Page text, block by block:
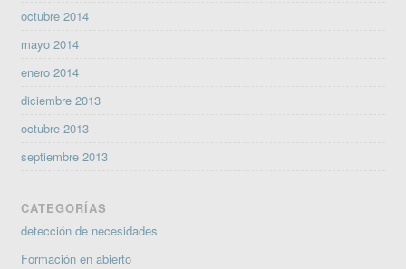
octubre 2014
mayo 2014
enero 2014
diciembre 2013
octubre 2013
septiembre 2013
CATEGORÍAS
detección de necesidades
Formación en abierto